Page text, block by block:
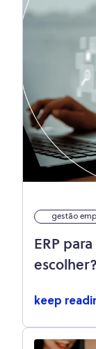
gestão
ERP
escolher?
keep